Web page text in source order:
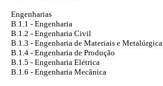
Engenharias
B.1.1 - Engenharia
B.1.2 - Engenharia Civil
B.1.3 - Engenharia de Materiais e Metalúrgica
B.1.4 - Engenharia de Produção
B.1.5 - Engenharia Elétrica
B.1.6 - Engenharia Mecânica